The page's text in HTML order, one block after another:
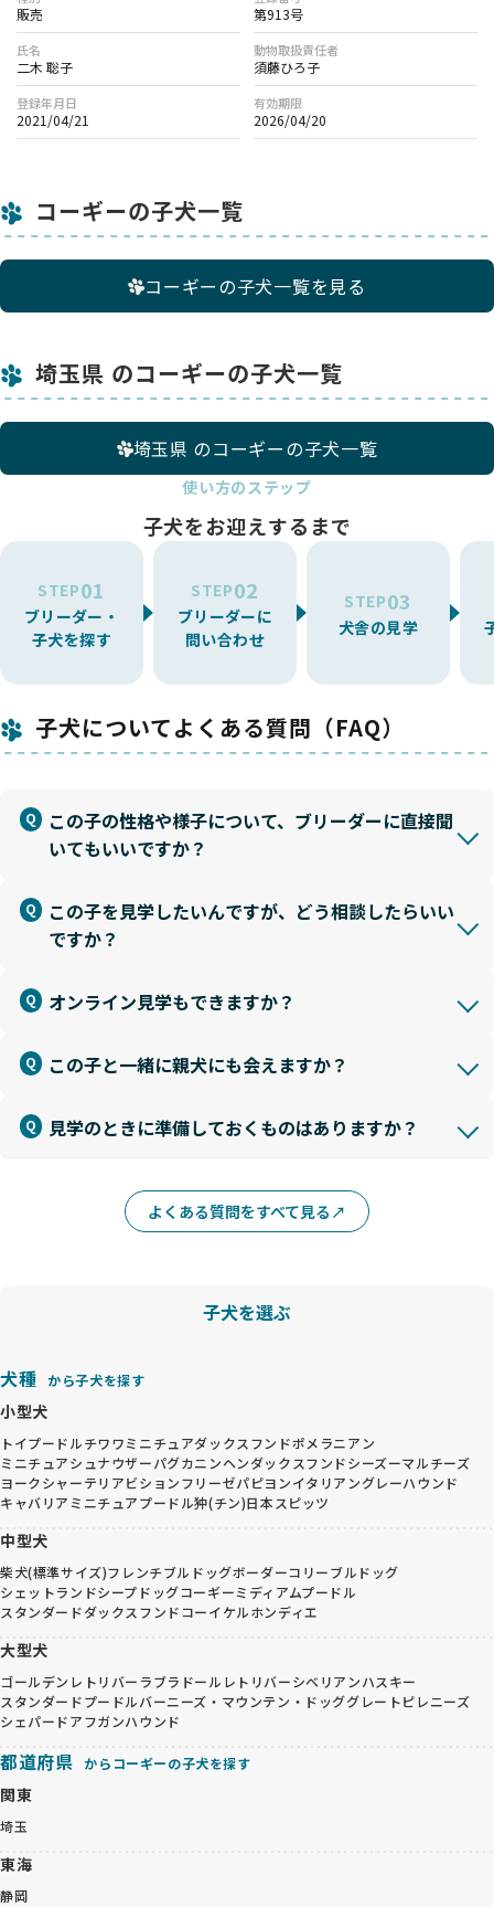
販売 第913号
氏名
二木 聡子
動物取扱責任者
須藤ひろ子
登録年月日
2021/04/21
有効期限
2026/04/20
コーギーの子犬一覧
コーギーの子犬一覧を見る
埼玉県 のコーギーの子犬一覧
埼玉県 のコーギーの子犬一覧
使い方のステップ
子犬をお迎えするまで
STEP01
ブリーダー・
子犬を探す
STEP02
ブリーダーに
問い合わせ
STEP03
犬舎の見学
子犬についてよくある質問（FAQ）
この子の性格や様子について、ブリーダーに直接聞
いてもいいですか？
この子を見学したいんですが、どう相談したらいい
ですか？
オンライン見学もできますか？
この子と一緒に親犬にも会えますか？
見学のときに準備しておくものはありますか？
よくある質問をすべて見る
子犬を選ぶ
犬種 から子犬を探す
小型犬
トイプードルチワワミニチュアダックスフンドポメラニアン
ミニチュアシュナウザーパグカニンヘンダックスフンドシーズーマルチーズ
ヨークシャーテリアビションフリーゼパピヨンイタリアングレーハウンド
キャバリア ミニチュアプードル狆(チン)日本スピッツ
中型犬
柴犬(標準サイズ)フレンチブルドッグボーダーコリーブルドッグ
シェットランドシープドッグコーギーミディアムプードル
スタンダードダックスフンドコーイケルホンディエ
大型犬
ゴールデンレトリバー ラブラドールレトリバーシベリアンハスキー
スタンダードプードルバーニーズ・マウンテン・ドッググレートピレニーズ
シェパードアフガンハウンド
都道府県 からコーギーの子犬を探す
関東
埼玉
東海
静岡